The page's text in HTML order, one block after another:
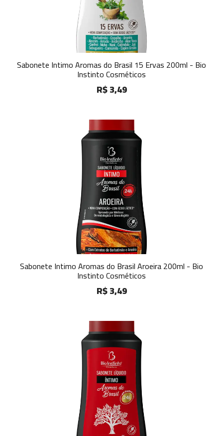
Sabonete Intimo Aromas do Brasil 15 Ervas 200ml - Bio
Instinto Cosméticos
R$ 3,49
Sabonete Intimo Aromas do Brasil Aroeira 200ml - Bio
Instinto Cosméticos
R$ 3,49